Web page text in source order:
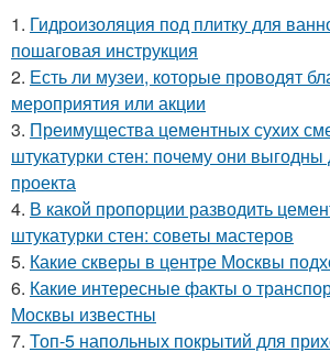
1. Гидроизоляция под плитку для
пошаговая инструкция
2. Есть ли музеи, которые проводят
мероприятия или акции
3. Преимущества цементных сухих
штукатурки стен: почему они
проекта
4. В какой пропорции разводить
штукатурки стен: советы мастеров
5. Какие скверы в центре Москвы
6. Какие интересные факты о
Москвы известны
7. Топ-5 напольных покрытий для